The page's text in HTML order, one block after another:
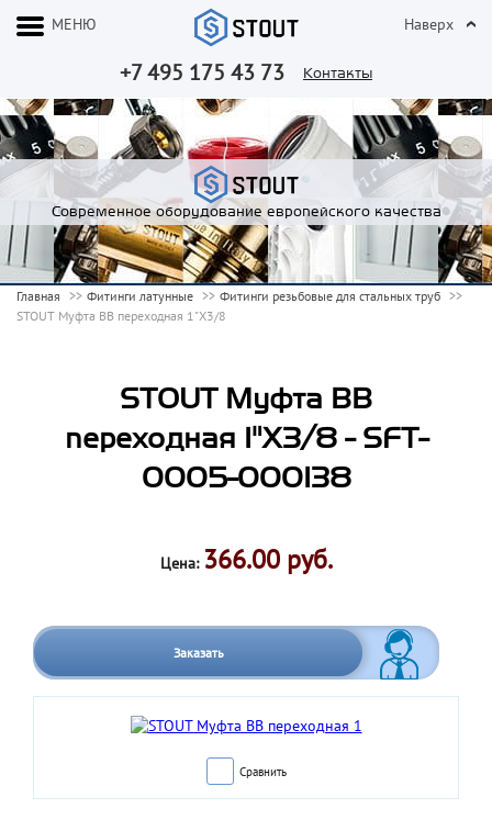
+7 495 175 43 73 Контакты
МЕНЮ Наверх
Современное оборудование европейского качества
Главная Фитинги латунные
Фитинги резьбовые для стальных труб
STOUT Муфта ВВ переходная 1"X3/8
STOUT Муфта ВВ
переходная 1"X3/8 - SFT-
0005-000138
Цена: 366.00 руб.
Заказать
Сравнить